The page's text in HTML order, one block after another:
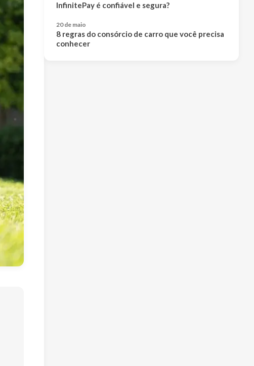
InfinitePay é confiável e segura?
20 de maio
8 regras do consórcio de carro que você precisa
conhecer